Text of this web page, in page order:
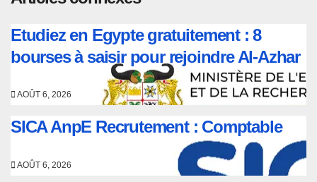
Etudiez en Egypte gratuitement : 8
bourses à saisir pour rejoindre Al-Azhar
AOÛT 6, 2026
SICA AnpE Recrutement : Comptable
AOÛT 6, 2026